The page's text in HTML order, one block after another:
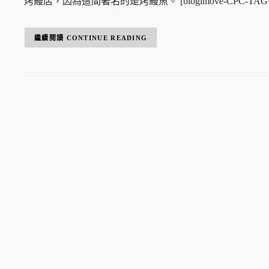
CONTINUE READING